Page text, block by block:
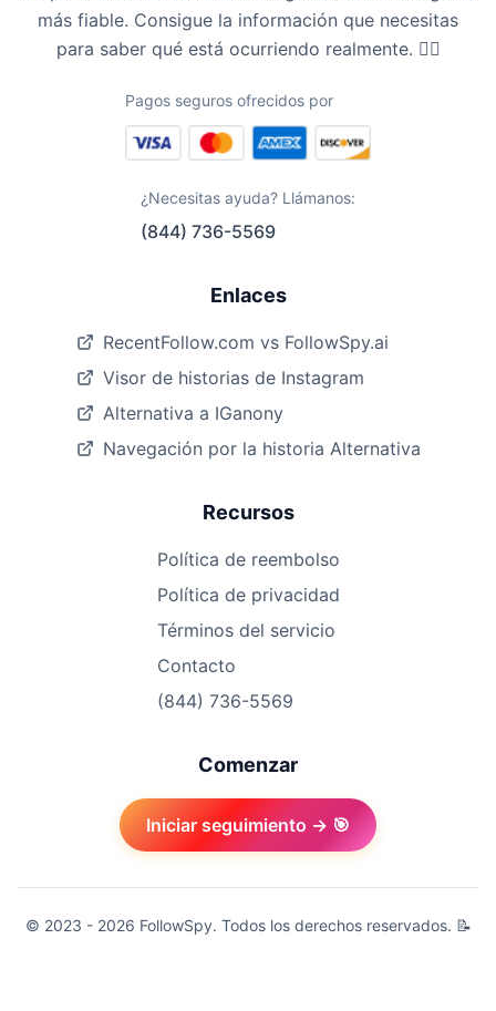
más fiable. Consigue la información que necesitas
para saber qué está ocurriendo realmente. 🕵️‍♀️
Pagos seguros ofrecidos por
¿Necesitas ayuda? Llámanos:
(844) 736-5569
Enlaces
RecentFollow.com vs FollowSpy.ai
Visor de historias de Instagram
Alternativa a IGanony
Navegación por la historia Alternativa
Recursos
Política de reembolso
Política de privacidad
Términos del servicio
Contacto
(844) 736-5569
Comenzar
Iniciar seguimiento → 🎯
© 2023 - 2026 FollowSpy. Todos los derechos reservados. 📝